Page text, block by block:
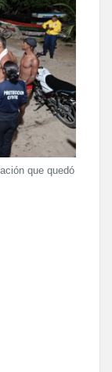
que quedó